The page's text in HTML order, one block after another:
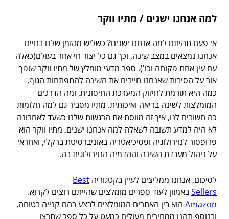
למה אנחנו ישנים / מתיו ווקר
אי פעם תהיתם למה אנחנו ישנים? כשליש מהזמן שלנו בחיים
אנחנו נמצאים במצב שינה, וכך גם כל יצור חי אחר בעולם(כאלה
עם עין אחת פקוחה וכו'). ספר מדעי מומלץ של מתיו ווקר שופך
אור על הסיבות שאנחנו חייבים את השינה להתפתחות הגוף,
כמה היא תורמת לחיזוק המערכת החיסונית, ומה הדרכים
המומלצות לשינה בריאה ואיכותית. מתיו מסביר גם למה חלומות
כה חשובים לנו, איך זה מווסת את הרגשות שלנו כשעד לאחרונה
לא היה למדע תשובה לשאלה למה אנחנו ישנים. מתיו ווקר הוא
פרופסור לנוירולוגיה ופסיכיאטריה באוניברסיטת ברקלי, ואחראי
על ניהול מעבדת השינה וההדמיה הנוירולוגית בה.
לסיכום, אנחנו ממליצים לעיין בקטגוריה Best
Sellersבאמזון לעוד ספרים מומלצים שהייתם רוצים לקרוא.
Amazon הואבין האתרים המומלצים לבצע בהם קנייה בטוחה,
ובנוסף תהנו ממחירים מעולים כמעט על כל ספר שתרצו